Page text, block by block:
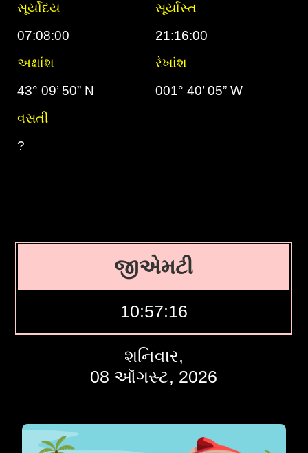
સૂર્યોદય
સૂર્યાસ્ત
07:08:00
21:16:00
અક્ષાંશ
રેખાંશ
43° 09’ 50” N
001° 40’ 05” W
વસતી
?
જીએમટી
10:57:16
શનિવાર,
08 ઑગસ્ટ, 2026